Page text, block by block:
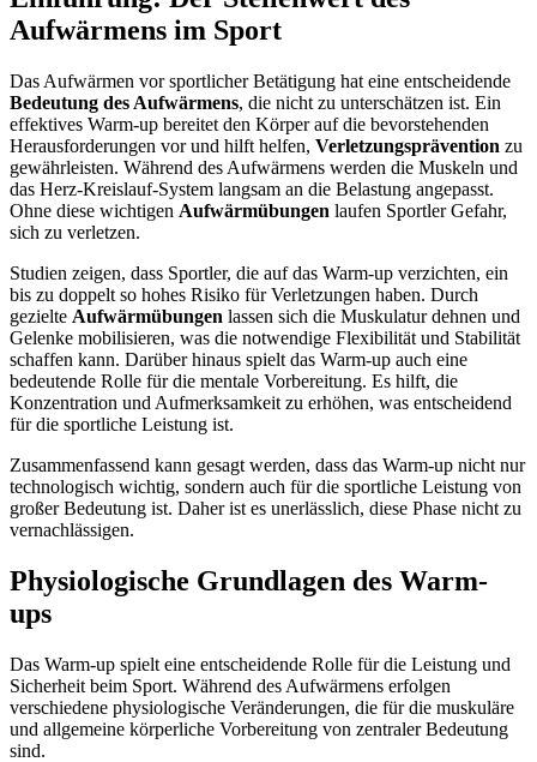
Aufwärmens im Sport
Das Aufwärmen vor sportlicher Betätigung hat eine entscheidende
Bedeutung des Aufwärmens, die nicht zu unterschätzen ist. Ein
effektives Warm-up bereitet den Körper auf die bevorstehenden
Herausforderungen vor und hilft helfen, Verletzungsprävention zu
gewährleisten. Während des Aufwärmens werden die Muskeln und
das Herz-Kreislauf-System langsam an die Belastung angepasst.
Ohne diese wichtigen Aufwärmübungen laufen Sportler Gefahr,
sich zu verletzen.
Studien zeigen, dass Sportler, die auf das Warm-up verzichten, ein
bis zu doppelt so hohes Risiko für Verletzungen haben. Durch
gezielte Aufwärmübungen lassen sich die Muskulatur dehnen und
Gelenke mobilisieren, was die notwendige Flexibilität und Stabilität
schaffen kann. Darüber hinaus spielt das Warm-up auch eine
bedeutende Rolle für die mentale Vorbereitung. Es hilft, die
Konzentration und Aufmerksamkeit zu erhöhen, was entscheidend
für die sportliche Leistung ist.
Zusammenfassend kann gesagt werden, dass das Warm-up nicht nur
technologisch wichtig, sondern auch für die sportliche Leistung von
großer Bedeutung ist. Daher ist es unerlässlich, diese Phase nicht zu
vernachlässigen.
Physiologische Grundlagen des Warm-
ups
Das Warm-up spielt eine entscheidende Rolle für die Leistung und
Sicherheit beim Sport. Während des Aufwärmens erfolgen
verschiedene physiologische Veränderungen, die für die muskuläre
und allgemeine körperliche Vorbereitung von zentraler Bedeutung
sind.